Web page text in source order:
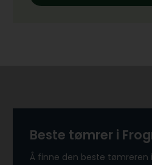
Beste tømrer i
Å finne den beste tømreren